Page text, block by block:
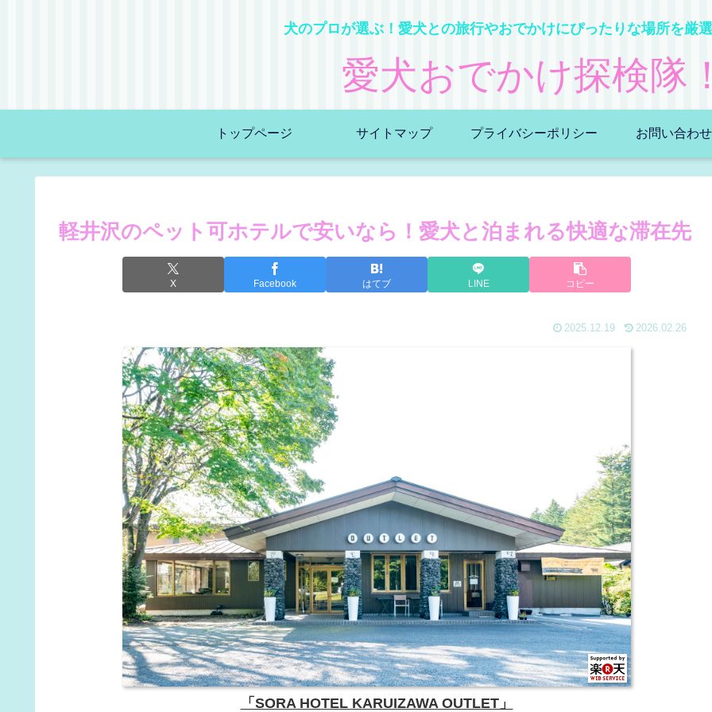
犬のプロが選ぶ！愛犬との旅行やおでかけにぴったりな場所を厳
愛犬おでかけ探検隊
トップページ サイトマップ プライバシーポリシー お問い合わせ
軽井沢のペット可ホテルで安いなら！愛犬と泊まれる快適な滞在先
X Facebook はてブ LINE コピー
2025.12.19 2026.02.26
「SORA HOTEL KARUIZAWA OUTLET」